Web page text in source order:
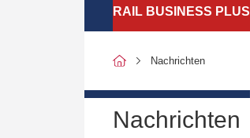
RAIL BUSINESS PLUS
SPNV-Marktdaten
Nachrichten
Nachrichten